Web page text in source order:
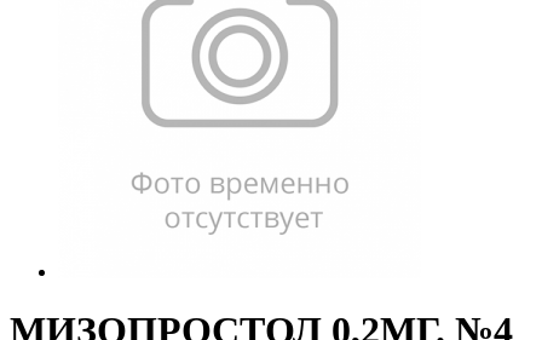
МИЗОПРОСТОЛ 0,2МГ. №4